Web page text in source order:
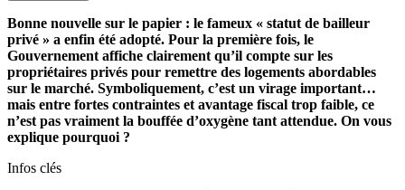
Bonne nouvelle sur le papier : le fameux « statut de bailleur
privé » a enfin été adopté. Pour la première fois, le
Gouvernement affiche clairement qu’il compte sur les
propriétaires privés pour remettre des logements abordables
sur le marché. Symboliquement, c’est un virage important…
mais entre fortes contraintes et avantage fiscal trop faible, ce
n’est pas vraiment la bouffée d’oxygène tant attendue. On vous
explique pourquoi ?
Infos clés